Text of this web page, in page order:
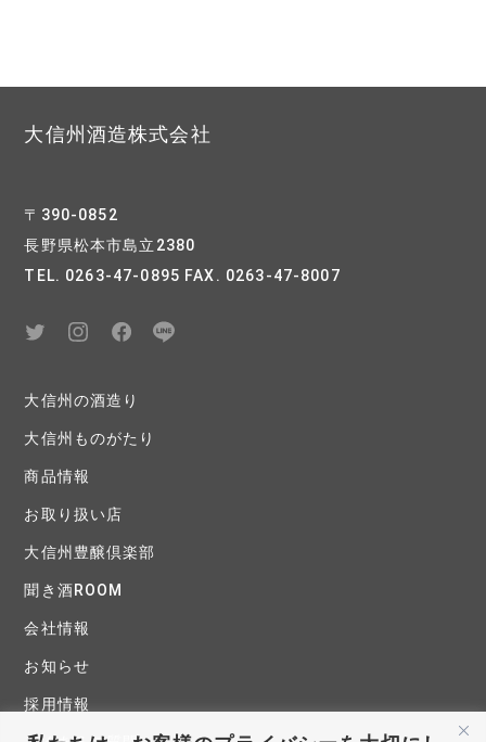
大信州酒造株式会社
〒390-0852
長野県松本市島立2380
TEL. 0263-47-0895 FAX. 0263-47-8007
大信州の酒造り
大信州ものがたり
商品情報
お取り扱い店
大信州豊醸倶楽部
聞き酒ROOM
会社情報
お知らせ
採用情報